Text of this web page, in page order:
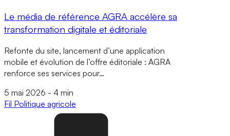
Le média de référence AGRA accélère sa
transformation digitale et éditoriale
Refonte du site, lancement d’une application
mobile et évolution de l’offre éditoriale : AGRA
renforce ses services pour…
5 mai 2026 - 4 min
Fil Politique agricole